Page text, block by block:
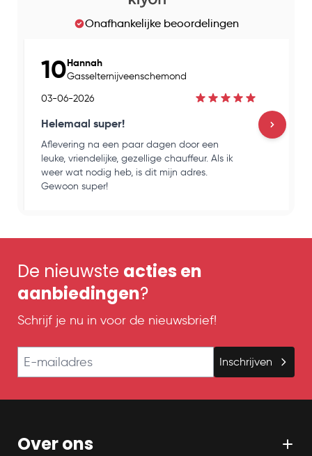
Onafhankelijke beoordelingen
10Hannah
Gasselternijveenschemond
03-06-2026
Helemaal super!
Aflevering na een paar dagen door een
leuke, vriendelijke, gezellige chauffeur. Als ik
weer wat nodig heb, is dit mijn adres.
Gewoon super!
De nieuwste acties en
aanbiedingen?
Schrijf je nu in voor de nieuwsbrief!
Inschrijven
Over ons